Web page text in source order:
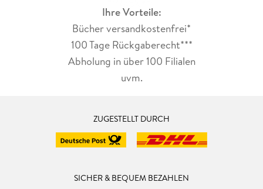
Ihre Vorteile:
Bücher versandkostenfrei*
100 Tage Rückgaberecht***
Abholung in über 100 Filialen
uvm.
ZUGESTELLT DURCH
SICHER & BEQUEM BEZAHLEN